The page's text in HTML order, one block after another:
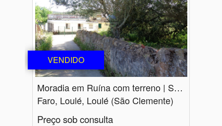
VENDIDO
Moradia em Ruína com terreno | S.​ Clemente | Loulé
Faro, Loulé, Loulé (São Clemente)
Preço sob consulta